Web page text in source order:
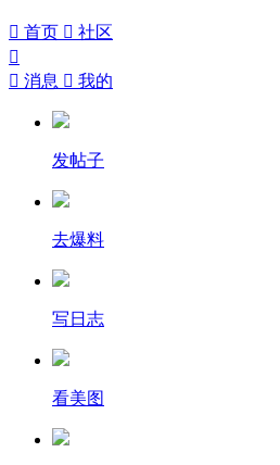
 首页  社区

 消息  我的
发帖子
去爆料
写日志
看美图